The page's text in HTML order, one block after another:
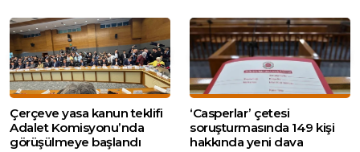
Çerçeve yasa kanun teklifi
Adalet Komisyonu’nda
görüşülmeye başlandı
‘Casperlar’ çetesi
soruşturmasında 149 kişi
hakkında yeni dava